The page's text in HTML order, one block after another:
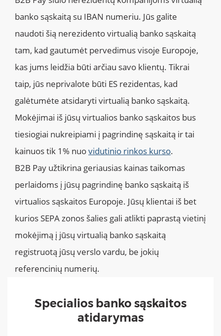
banko sąskaitą su IBAN numeriu. Jūs galite
naudoti šią nerezidento virtualią banko sąskaitą
tam, kad gautumėt pervedimus visoje Europoje,
kas jums leidžia būti arčiau savo klientų. Tikrai
taip, jūs neprivalote būti ES rezidentas, kad
galėtumėte atsidaryti virtualią banko sąskaitą.
Mokėjimai iš jūsų virtualios banko sąskaitos bus
tiesiogiai nukreipiami į pagrindinę sąskaitą ir tai
kainuos tik 1% nuovidutinio rinkos kurso.
B2B Pay užtikrina geriausias kainas taikomas
perlaidoms į jūsų pagrindinę banko sąskaitą iš
virtualios sąskaitos Europoje. Jūsų klientai iš bet
kurios SEPA zonos šalies gali atlikti paprastą vietinį
mokėjimą į jūsų virtualią banko sąskaitą
registruotą jūsų verslo vardu, be jokių
referencinių numerių.
Specialios banko sąskaitos
atidarymas